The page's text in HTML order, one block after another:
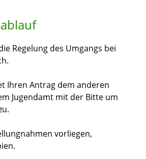
Regelung des Umgangs bei
Ihren Antrag dem anderen
Jugendamt mit der Bitte um
vorliegen,